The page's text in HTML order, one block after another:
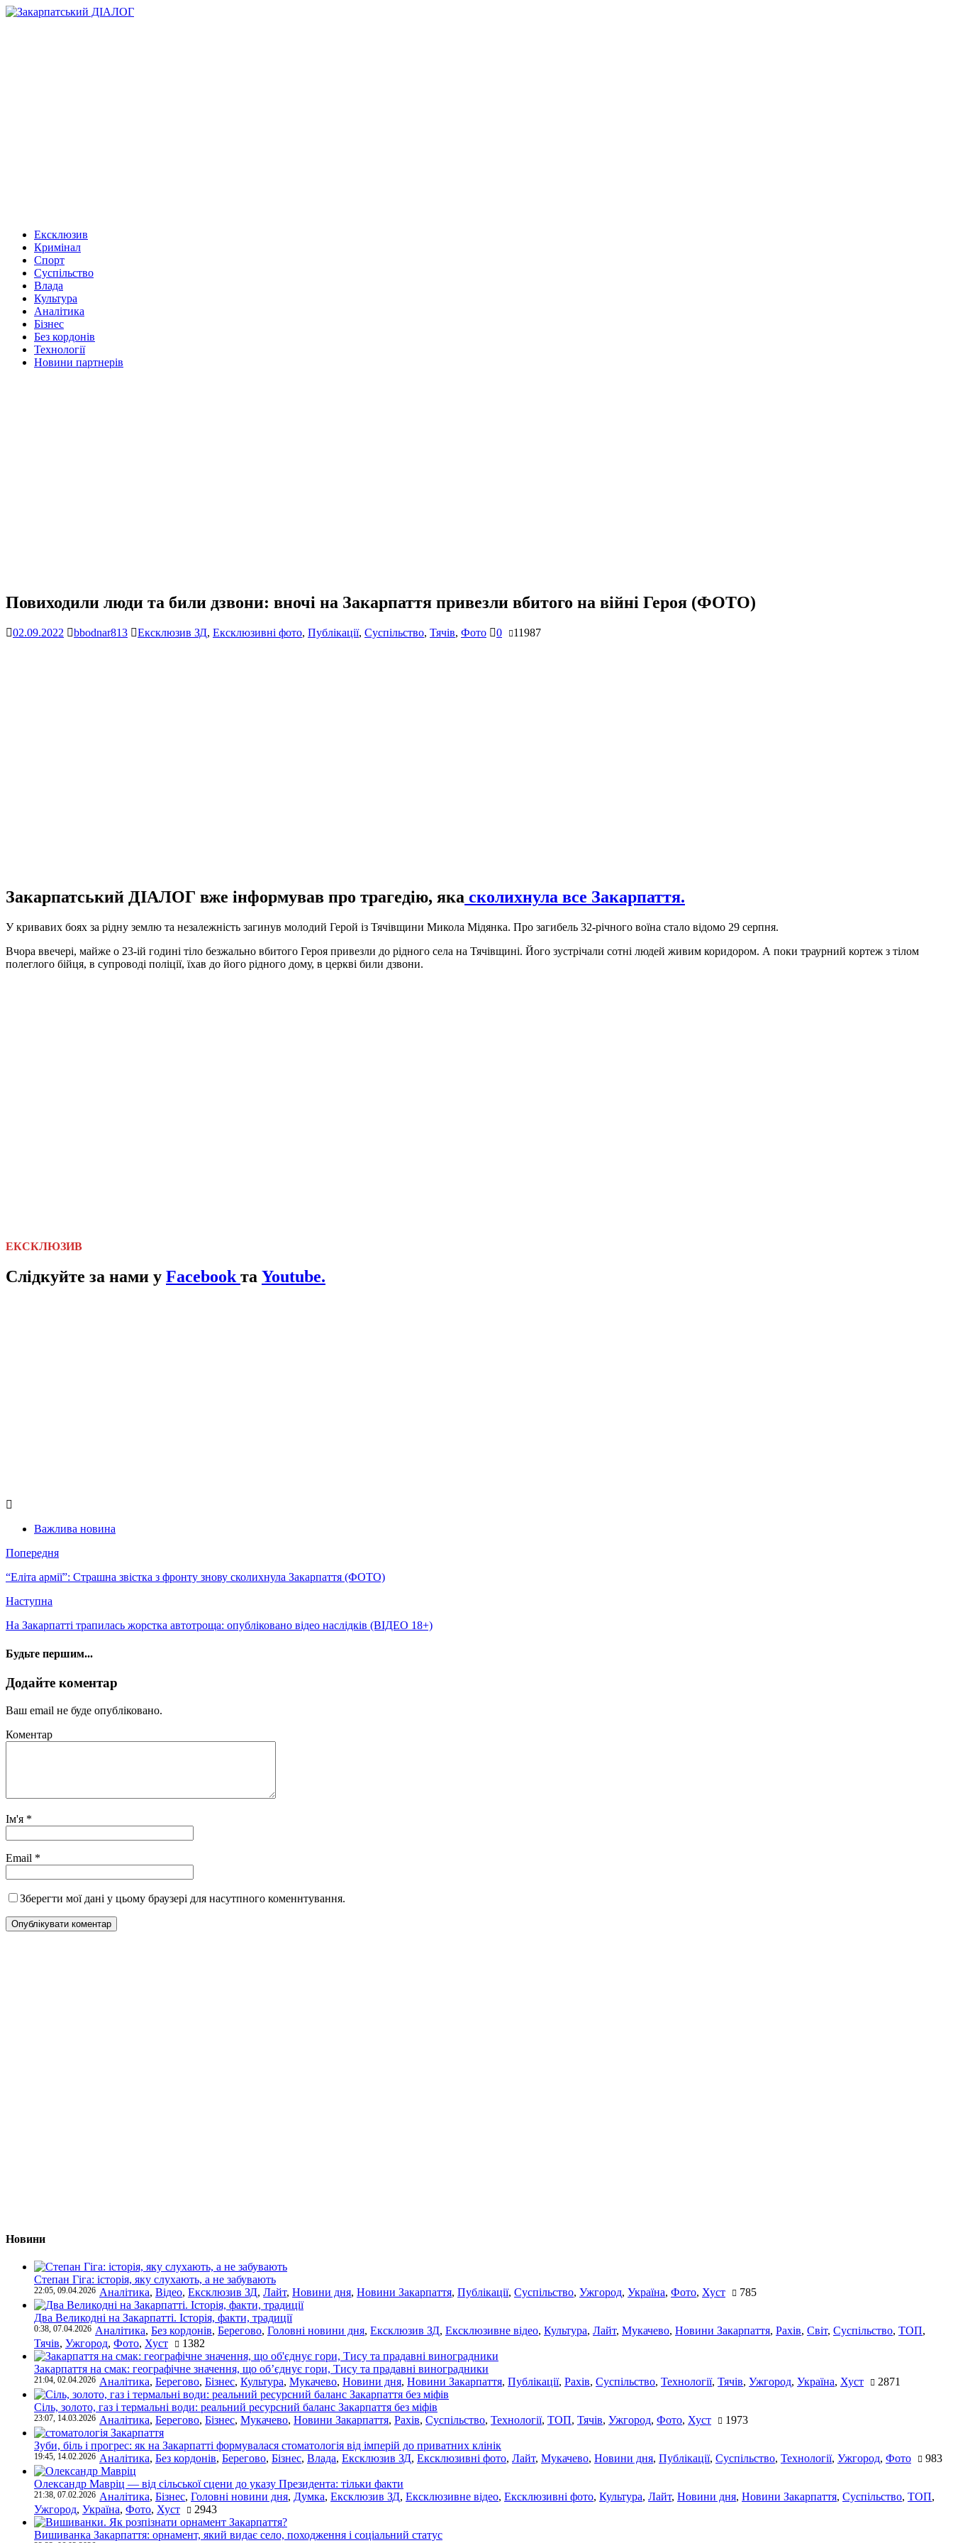
Ексклюзив
Кримінал
Спорт
Суспільство
Влада
Культура
Аналітика
Бізнес
Без кордонів
Технології
Новини партнерів
Повиходили люди та били дзвони: вночі на Закарпаття привезли вбитого на війні Героя (ФОТО)
02.09.2022 bbodnar813 Ексклюзив ЗД, Ексклюзивні фото, Публікації, Суспільство, Тячів, Фото 0 11987
Закарпатський ДІАЛОГ вже інформував про трагедію, яка сколихнула все Закарпаття.
У кривавих боях за рідну землю та незалежність загинув молодий Герой із Тячівщини Микола Мідянка. Про загибель 32-річного воїна стало відомо 29 серпня.
Вчора ввечері, майже о 23-ій годині тіло безжально вбитого Героя привезли до рідного села на Тячівщині. Його зустрічали сотні людей живим коридором. А поки траурний кортеж з тілом
полеглого бійця, в супроводі поліції, їхав до його рідного дому, в церкві били дзвони.
ЕКСКЛЮЗИВ
Слідкуйте за нами у Facebook та Youtube.
Важлива новина
Попередня
“Еліта армії”: Страшна звістка з фронту знову сколихнула Закарпаття (ФОТО)
Наступна
На Закарпатті трапилась жорстка автотроща: опубліковано відео наслідків (ВІДЕО 18+)
Будьте першим...
Додайте коментар
Ваш email не буде опубліковано.
Коментар
Ім'я *
Email *
Зберегти мої дані у цьому браузері для насутпного коменнтування.
Новини
Степан Гіга: історія, яку слухають, а не забувають
22:05, 09.04.2026 Аналітика, Відео, Ексклюзив ЗД, Лайт, Новини дня, Новини Закарпаття, Публікації, Суспільство, Ужгород, Україна, Фото, Хуст 785
Два Великодні на Закарпатті. Історія, факти, традиції
0:38, 07.04.2026 Аналітика, Без кордонів, Берегово, Головні новини дня, Ексклюзив ЗД, Ексклюзивне відео, Культура, Лайт, Мукачево, Новини Закарпаття, Рахів, Світ, Суспільство, ТОП,
Тячів, Ужгород, Фото, Хуст 1382
Закарпаття на смак: географічне значення, що об’єднує гори, Тису та прадавні виноградники
21:04, 02.04.2026 Аналітика, Берегово, Бізнес, Культура, Мукачево, Новини дня, Новини Закарпаття, Публікації, Рахів, Суспільство, Технології, Тячів, Ужгород, Україна, Хуст 2871
Сіль, золото, газ і термальні води: реальний ресурсний баланс Закарпаття без міфів
23:07, 14.03.2026 Аналітика, Берегово, Бізнес, Мукачево, Новини Закарпаття, Рахів, Суспільство, Технології, ТОП, Тячів, Ужгород, Фото, Хуст 1973
Зуби, біль і прогрес: як на Закарпатті формувалася стоматологія від імперій до приватних клінік
19:45, 14.02.2026 Аналітика, Без кордонів, Берегово, Бізнес, Влада, Ексклюзив ЗД, Ексклюзивні фото, Лайт, Мукачево, Новини дня, Публікації, Суспільство, Технології, Ужгород, Фото 983
Олександр Мавріц — від сільської сцени до указу Президента: тільки факти
21:38, 07.02.2026 Аналітика, Бізнес, Головні новини дня, Думка, Ексклюзив ЗД, Ексклюзивне відео, Ексклюзивні фото, Культура, Лайт, Новини дня, Новини Закарпаття, Суспільство, ТОП,
Ужгород, Україна, Фото, Хуст 2943
Вишиванка Закарпаття: орнамент, який видає село, походження і соціальний статус